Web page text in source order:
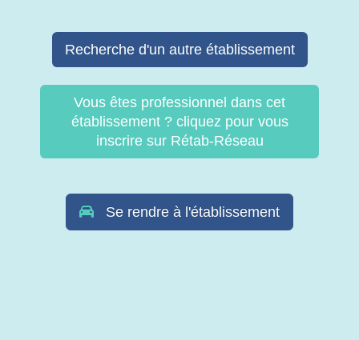
Recherche d'un autre établissement
Vous êtes professionnel dans cet
établissement ? cliquez pour vous
inscrire sur Rétab-Réseau
Se rendre à l'établissement